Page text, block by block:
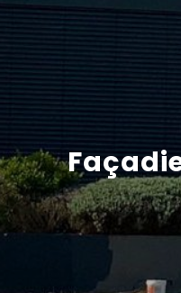
Nos belles histoires
Nous contacter
Générations
Recrutement